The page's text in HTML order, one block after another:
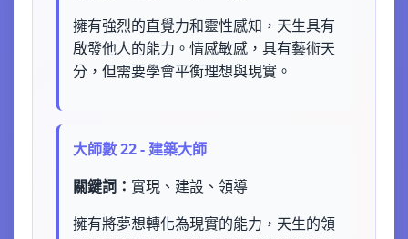
擁有強烈的直覺力和靈性感知，天生具有
啟發他人的能力。情感敏感，具有藝術天
分，但需要學會平衡理想與現實。
大師數 22 - 建築大師
關鍵詞： 實現、建設、領導
擁有將夢想轉化為現實的能力，天生的領